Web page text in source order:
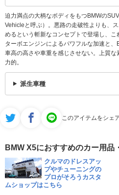
迫力満点の大柄なボディをもつBMWの
Vehicleと呼ぶ）。悪路の走破性よりも、
めるという斬新なコンセプトで登場し、こ
ターボエンジンによるパワフルな加速と、
車高の高さや車重を感じさせない。上質
力的。
派生車種
このアイテムをシェ
BMW X5におすすめのカー用品
クルマのドレスアッ
プやチューニングの
プロがそろうカスタ
ムショップはこちら